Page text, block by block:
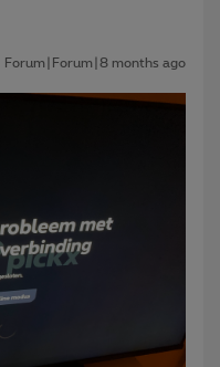
Forum|Forum|8 months ago